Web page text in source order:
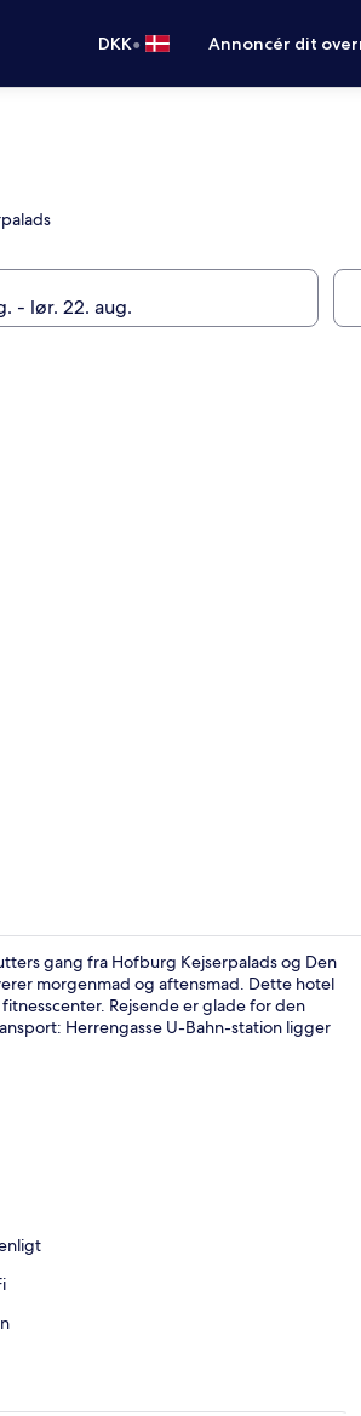
DKK• Annoncér dit
Lobby
gang fra Hofburg Kejserpalads og Den
morgenmad og aftensmad. Dette hotel
Rejsende er glade for den
Herrengasse U-Bahn-station ligger